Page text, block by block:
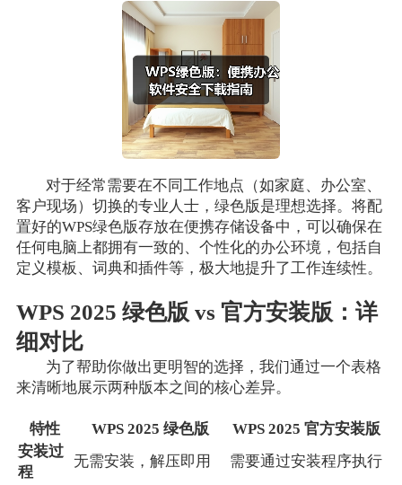
对于经常需要在不同工作地点（如家庭、办公室、
客户现场）切换的专业人士，绿色版是理想选择。将配
置好的WPS绿色版存放在便携存储设备中，可以确保在
任何电脑上都拥有一致的、个性化的办公环境，包括自
定义模板、词典和插件等，极大地提升了工作连续性。
WPS 2025 绿色版 vs 官方安装版：详
细对比
为了帮助你做出更明智的选择，我们通过一个表格
来清晰地展示两种版本之间的核心差异。
特性 WPS 2025 绿色版
WPS 2025 官方安装版
安装过
程
无需安装，解压即用
需要通过安装程序执行